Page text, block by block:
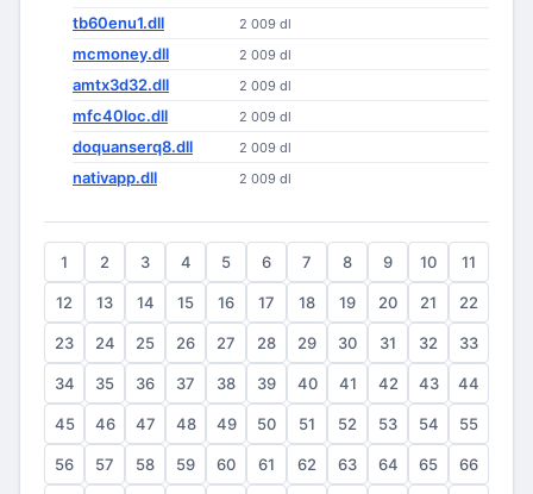
tb60enu1.dll 2 009 dl
mcmoney.dll 2 009 dl
amtx3d32.dll 2 009 dl
mfc40loc.dll 2 009 dl
doquanserq8.dll 2 009 dl
nativapp.dll 2 009 dl
1 2 3 4 5 6 7 8 9 10 11
12 13 14 15 16 17 18 19 20 21 22
23 24 25 26 27 28 29 30 31 32 33
34 35 36 37 38 39 40 41 42 43 44
45 46 47 48 49 50 51 52 53 54 55
56 57 58 59 60 61 62 63 64 65 66